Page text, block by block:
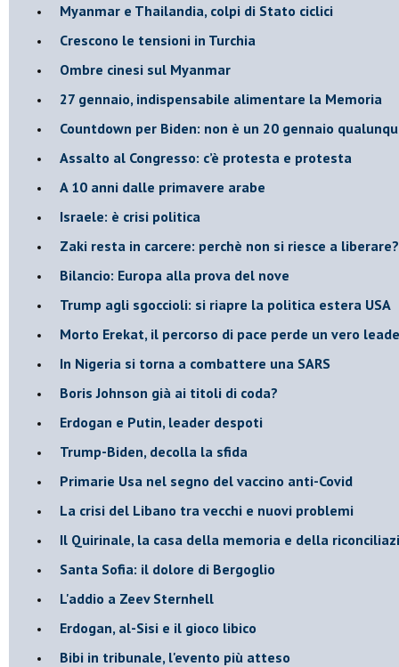
Myanmar e Thailandia, colpi di Stato ciclici
Crescono le tensioni in Turchia
Ombre cinesi sul Myanmar
27 gennaio, indispensabile alimentare la Memoria
Countdown per Biden: non è un 20 gennaio
Assalto al Congresso: c’è protesta e protesta
A 10 anni dalle primavere arabe
Israele: è crisi politica
Zaki resta in carcere: perchè non si riesce a liberare?
Bilancio: Europa alla prova del nove
Trump agli sgoccioli: si riapre la politica estera USA
Morto Erekat, il percorso di pace perde un vero
In Nigeria si torna a combattere una SARS
Boris Johnson già ai titoli di coda?
Erdogan e Putin, leader despoti
Trump-Biden, decolla la sfida
Primarie Usa nel segno del vaccino anti-Covid
La crisi del Libano tra vecchi e nuovi problemi
Il Quirinale, la casa della memoria e della
Santa Sofia: il dolore di Bergoglio
L'addio a ​Zeev Sternhell
Erdogan, al-Sisi e il gioco libico
Bibi in tribunale, l'evento più atteso